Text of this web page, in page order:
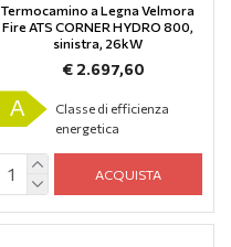
Termocamino a Legna Velmora
Fire ATS CORNER HYDRO 800,
sinistra, 26kW
€ 2.697,60
A
Classe di efficienza
energetica
ACQUISTA